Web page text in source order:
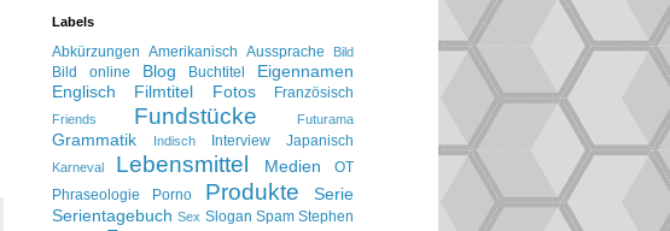
Labels
Abkürzungen Amerikanisch Aussprache Bild
Bild online Blog Buchtitel
Eigennamen
Englisch
Filmtitel Fotos Französisch
Friends Fundstücke Futurama
Grammatik Indisch Interview Japanisch
Karneval Lebensmittel Medien
OT
Phraseologie
Porno Produkte
Serie
Serientagebuch Sex Slogan Spam Stephen